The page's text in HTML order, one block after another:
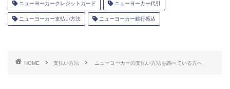
ニューヨーカークレジットカード ニューヨーカー代引
ニューヨーカー支払い方法 ニューヨーカー銀行振込
HOME 支払い方法 ニューヨーカーの支払い方法を調べている方へ